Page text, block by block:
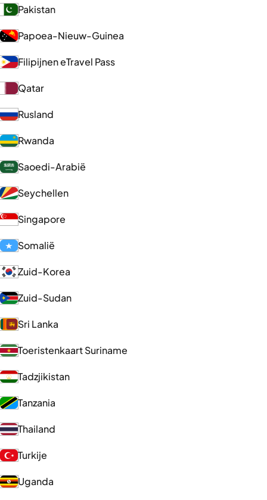
Pakistan
Papoea-Nieuw-Guinea
Filipijnen eTravel Pass
Qatar
Rusland
Rwanda
Saoedi-Arabië
Seychellen
Singapore
Somalië
Zuid-Korea
Zuid-Sudan
Sri Lanka
Toeristenkaart Suriname
Tadzjikistan
Tanzania
Thailand
Turkije
Uganda